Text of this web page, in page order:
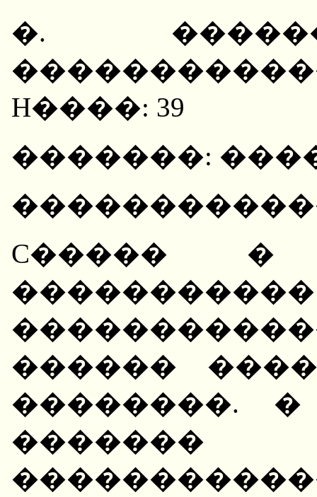
�.
H����: 39
�������:
������������:
C�����
������
��������.